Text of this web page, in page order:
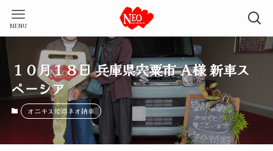
MENU
１０月１８日 兵庫県宍粟市 Ａ様 新車ス
ペーシア
オニキス姫路ネオ納車